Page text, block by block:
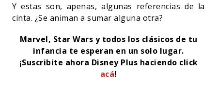
Y estas son, apenas, algunas referencias de la
cinta. ¿Se animan a sumar alguna otra?
Marvel, Star Wars y todos los clásicos de tu
infancia te esperan en un solo lugar.
¡Suscribite ahora Disney Plus haciendo click
acá!